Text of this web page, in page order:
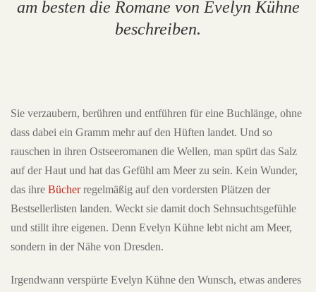
am besten die Romane von Evelyn Kühne
beschreiben.
Sie verzaubern, berühren und entführen für eine Buchlänge, ohne
dass dabei ein Gramm mehr auf den Hüften landet. Und so
rauschen in ihren Ostseeromanen die Wellen, man spürt das Salz
auf der Haut und hat das Gefühl am Meer zu sein. Kein Wunder,
das ihre Bücherregelmäßig auf den vordersten Plätzen der
Bestsellerlisten landen. Weckt sie damit doch Sehnsuchtsgefühle
und stillt ihre eigenen. Denn Evelyn Kühne lebt nicht am Meer,
sondern in der Nähe von Dresden.
Irgendwann verspürte Evelyn Kühne den Wunsch, etwas anderes